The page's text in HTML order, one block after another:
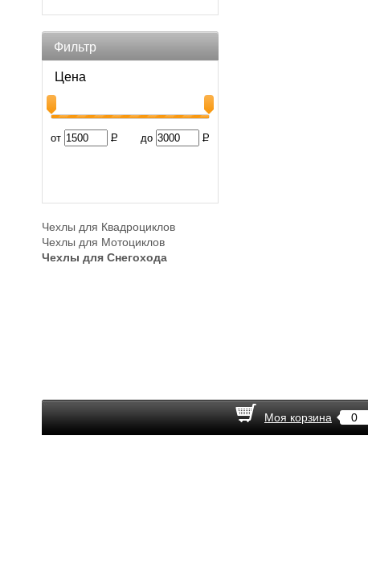
Фильтр
Цена
от Р до Р
Чехлы для Квадроциклов
Чехлы для Мотоциклов
Чехлы для Снегохода
Моя корзина 0